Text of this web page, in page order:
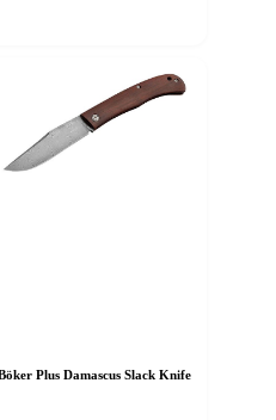
Plus Damascus Slack Knife